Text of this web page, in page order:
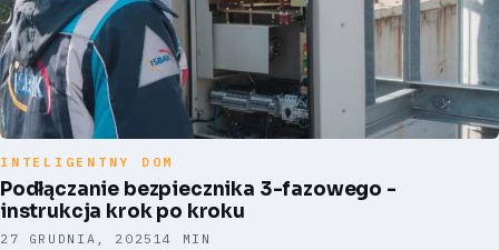
INTELIGENTNY DOM
Podłączanie bezpiecznika 3-fazowego -
instrukcja krok po kroku
27 GRUDNIA, 2025 14 MIN